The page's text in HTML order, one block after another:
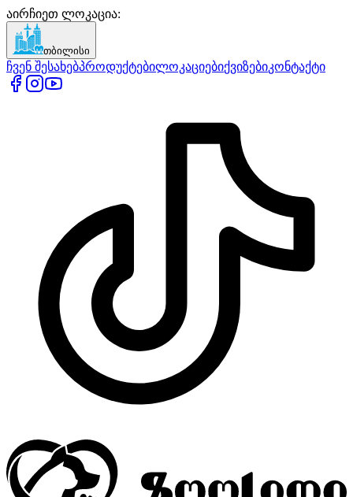
აირჩიეთ ლოკაცია:
თბილისი
ჩვენ შესახებპროდუქტებილოკაციებიქვიზებიკონტაქტი